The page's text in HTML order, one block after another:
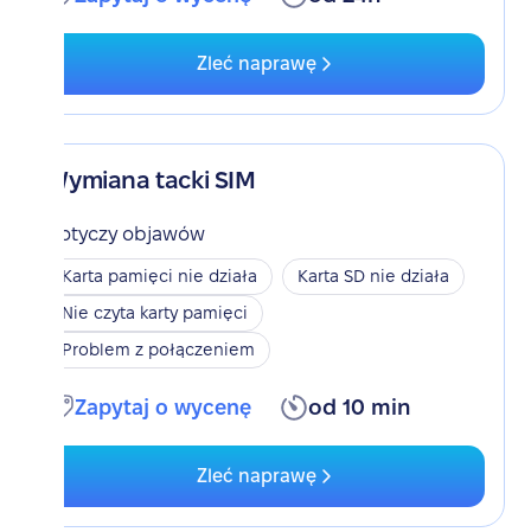
Zleć naprawę
Wymiana tacki SIM
Dotyczy objawów
Karta pamięci nie działa
Karta SD nie działa
Nie czyta karty pamięci
Problem z połączeniem
Zapytaj o wycenę od 10 min
Zleć naprawę